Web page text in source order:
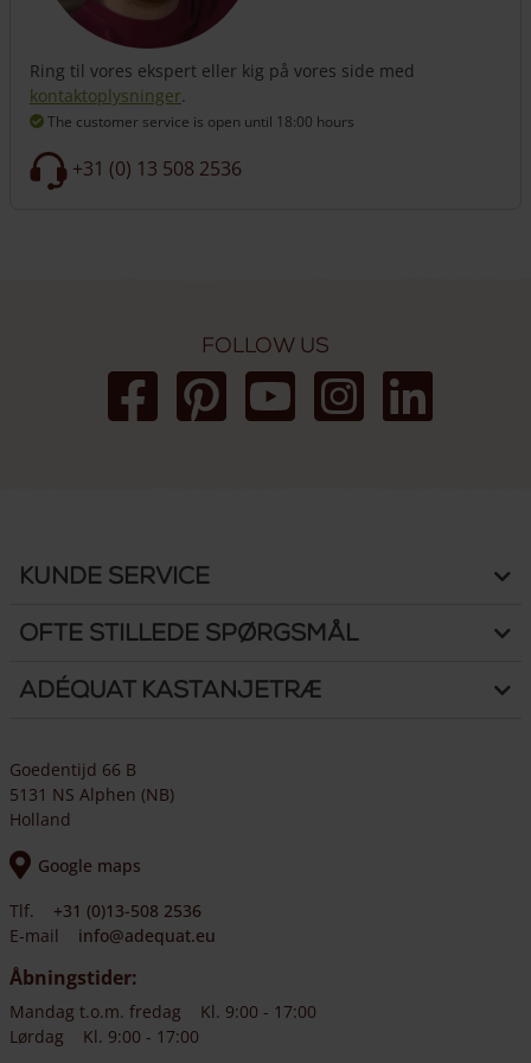
Ring til vores ekspert eller kig på vores side med
kontaktoplysninger.
The customer service is open until 18:00 hours
+31 (0) 13 508 2536
Follow us
Kunde Service
Ofte stillede spørgsmål
Adéquat Kastanjetræ
Goedentijd 66 B
5131 NS Alphen (NB)
Holland
Google maps
Tlf.
+31 (0)13-508 2536
E-mail
info@adequat.eu
Åbningstider:
Mandag t.o.m. fredag
Kl. 9:00 - 17:00
Lørdag
Kl. 9:00 - 17:00